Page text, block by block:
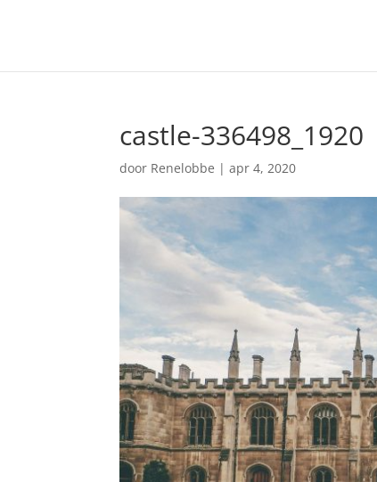
castle-336498_1920
door Renelobbe |apr 4, 2020